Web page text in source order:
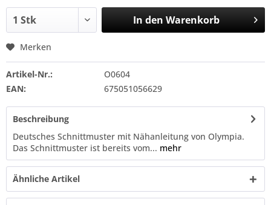
In den Warenkorb
Merken
Artikel-Nr.:
O0604
EAN:
675051056629
Beschreibung
Deutsches Schnittmuster mit Nähanleitung von Olympia.
Das Schnittmuster ist bereits vom... mehr
Ähnliche Artikel